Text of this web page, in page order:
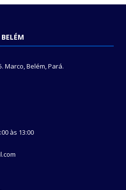
Marco, Belém, Pará.
às 13:00